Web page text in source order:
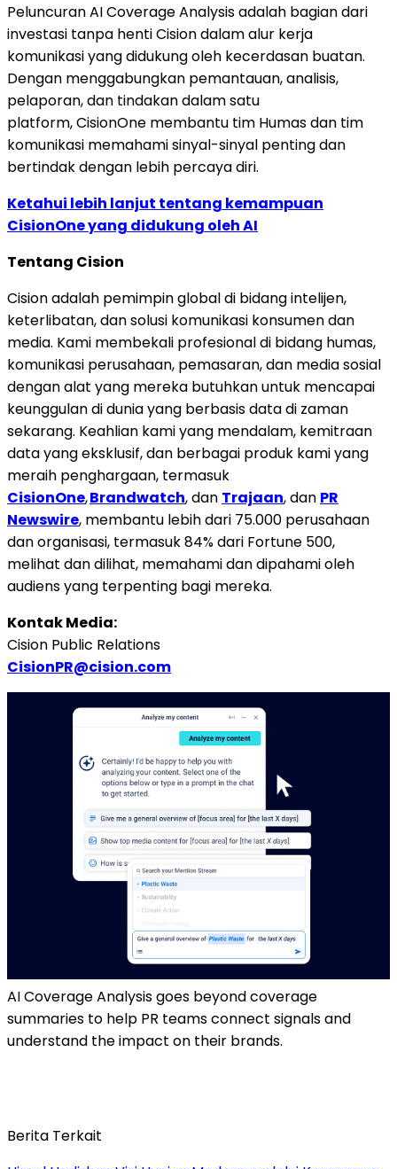
Peluncuran AI Coverage Analysis adalah bagian dari
investasi tanpa henti Cision dalam alur kerja
komunikasi yang didukung oleh kecerdasan buatan.
Dengan menggabungkan pemantauan, analisis,
pelaporan, dan tindakan dalam satu
platform, CisionOne membantu tim Humas dan tim
komunikasi memahami sinyal-sinyal penting dan
bertindak dengan lebih percaya diri.
Ketahui lebih lanjut tentang kemampuan
CisionOne yang didukung oleh AI
Tentang Cision
Cision adalah pemimpin global di bidang intelijen,
keterlibatan, dan solusi komunikasi konsumen dan
media. Kami membekali profesional di bidang humas,
komunikasi perusahaan, pemasaran, dan media sosial
dengan alat yang mereka butuhkan untuk mencapai
keunggulan di dunia yang berbasis data di zaman
sekarang. Keahlian kami yang mendalam, kemitraan
data yang eksklusif, dan berbagai produk kami yang
meraih penghargaan, termasuk
CisionOne,Brandwatch, dan Trajaan, dan PR
Newswire, membantu lebih dari 75.000 perusahaan
dan organisasi, termasuk 84% dari Fortune 500,
melihat dan dilihat, memahami dan dipahami oleh
audiens yang terpenting bagi mereka.
Kontak Media:
Cision Public Relations
CisionPR@cision.com
AI Coverage Analysis goes beyond coverage
summaries to help PR teams connect signals and
understand the impact on their brands.
Berita Terkait